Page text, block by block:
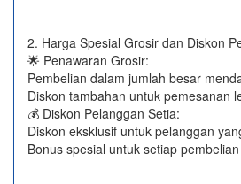
2. Harga Spesial Grosir dan Diskon
🌟 Penawaran Grosir:
Pembelian dalam jumlah besar
Diskon tambahan untuk pemesanan
💰 Diskon Pelanggan Setia:
Diskon eksklusif untuk pelanggan
Bonus spesial untuk setiap